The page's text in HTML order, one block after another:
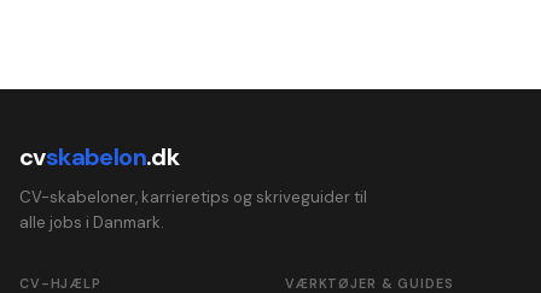
cvskabelon.dk
CV-skabeloner, karrieretips og skriveguider til
alle jobs i Danmark.
CV-HJÆLP VÆRKTØJER & GUIDES